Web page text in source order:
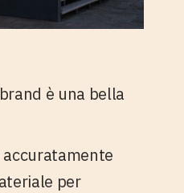
è una bella
per